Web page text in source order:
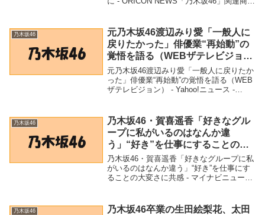
に - ORICON NEWS ...
乃木坂46
元乃木坂46渡辺みり愛「一般人に
戻りたかった」俳優業“再始動”の
覚悟を語る（WEBザテレビジョ
ン） – Yahoo!ニュース – Yahoo!
ニュース
元乃木坂46渡辺みり愛「一般人に戻りたか
った」俳優業“再始動”の覚悟を語る（WEB
ザテレビジョン） - Yahoo!ニュース -
た」俳優業“再始動”の覚悟...
乃木坂46
乃木坂46・賀喜遥香「好きなグル
ープに私がいるのはなんか違
う」“好き”を仕事にすることの大
変さに共感 – マイナビニュース
乃木坂46・賀喜遥香「好きなグループに私
がいるのはなんか違う」“好き”を仕事にす
ることの大変さに共感 - マイナビニュース
う」“好き”を仕事にすることの大変さに...
乃木坂46
乃木坂46卒業の生田絵梨花、太田